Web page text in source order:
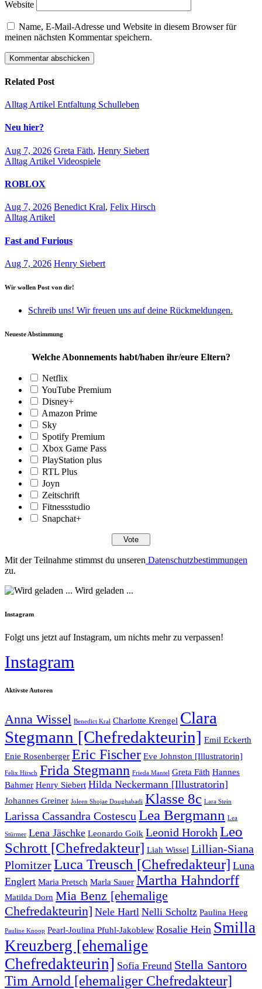
Website
Name, E-Mail-Adresse und Website in diesem Browser für
meinen nächsten Kommentar speichern.
Related Post
Alltag Artikel Entfaltung Schulleben
Neu hier?
Aug 7, 2026 Greta Fäth, Henry Siebert
Alltag Artikel Videospiele
ROBLOX
Aug 7, 2026 Benedict Kral, Felix Hirsch
Alltag Artikel
Fast and Furious
Aug 7, 2026 Henry Siebert
Wir wollen Post von dir!
Schreib uns! Wir freuen uns auf deine Rückmeldungen.
Neueste Abstimmung
Welche Abonnements habt/haben ihr/eure Eltern?
Netflix
YouTube Premium
Disney+
Amazon Prime
Sky
Spotify Premium
Xbox Game Pass
PlayStation plus
RTL Plus
Joyn
Zeitschrift
Fitnessstudio
Snapchat+
Mit der Teilnahme stimmst du unseren Datenschutzbestimmungen
zu.
Wird geladen ...
Instagram
Folgt uns jetzt auf Instagram, um nichts mehr zu verpassen!
Instagram
Aktivste Autoren
Anna Wissel Benedict Kral Charlotte Krengel Clara
Stegmann [Chefredakteurin] Emil Eckerth
Enie Rosenberger Eric Fischer Eve Johnston [Illustratorin]
Felix Hirsch Frida Stegmann Frieda Mantel Greta Fäth Hannes
Bahmer Henry Siebert Hilda Neckermann [Illustratorin]
Johannes Greiner Joleen Shojae Doughabadi Klasse 8c Lara Stein
Larissa Cassandra Costescu Lea Bergmann Lea
Stürmer Lena Jäschke Leonardo Goik Leonid Horokh Leo
Schrott [Chefredakteur] Liah Wissel Lillian-Siana
PlomitzerLuca Treusch [Chefredakteur] Luna
Englert Maria Pretsch Marla Sauer Martha Hahndorff
Matilda Dorn Mia Benz [ehemalige
Chefredakteurin] Nele Hartl Nelli Scholtz Paulina Heeg
Pauline Knoop Pearl-Joulina Pfuhl-Jakoblew Rosalie Hein Smilla
Kreuzberg [ehemalige
Chefredakteurin] Sofia Freund Stella Santoro
Tim Arnold [ehemaliger Chefredakteur]